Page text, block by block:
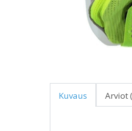
Kuvaus Arviot